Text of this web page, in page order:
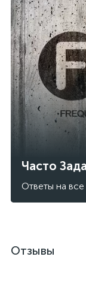
Часто
Ответы на
Отзывы